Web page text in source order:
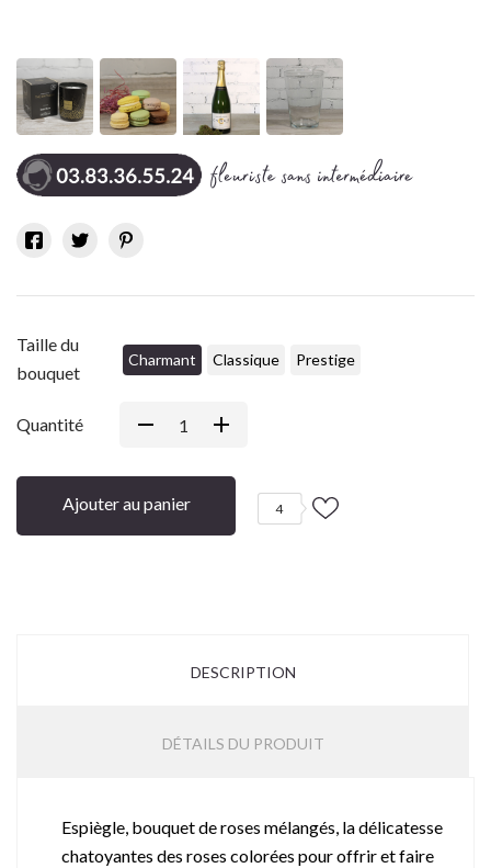
Taille du
bouquet
Charmant Classique Prestige
Quantité
Ajouter au panier 4
DESCRIPTION
DÉTAILS DU PRODUIT
Espiègle, bouquet de roses mélangés, la délicatesse
chatoyantes des roses colorées pour offrir et faire